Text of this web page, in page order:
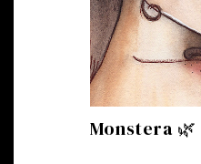
Monstera 🌿